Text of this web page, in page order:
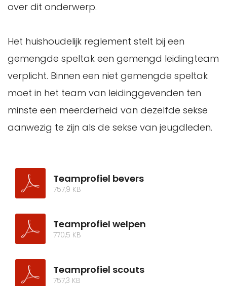
over dit onderwerp.
Het huishoudelijk reglement stelt bij een
gemengde speltak een gemengd leidingteam
verplicht. Binnen een niet gemengde speltak
moet in het team van leidinggevenden ten
minste een meerderheid van dezelfde sekse
aanwezig te zijn als de sekse van jeugdleden.
Teamprofiel bevers
757,9 KB
Teamprofiel welpen
770,5 KB
Teamprofiel scouts
757,3 KB